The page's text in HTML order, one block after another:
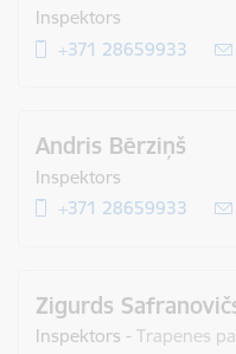
Inspektors
+371 28659933
Andris Bērziņš
Inspektors
+371 28659933
Zigurds
Inspektors -Trapenes